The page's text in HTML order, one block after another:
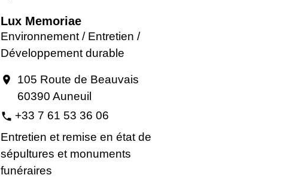
Lux Memoriae
Environnement / Entretien /
Développement durable
location_on
105 Route de Beauvais
60390 Auneuil
phone +33 7 61 53 36 06
Entretien et remise en état de
sépultures et monuments
funéraires